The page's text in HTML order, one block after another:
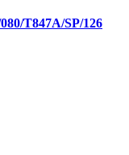
T847A/SP/126